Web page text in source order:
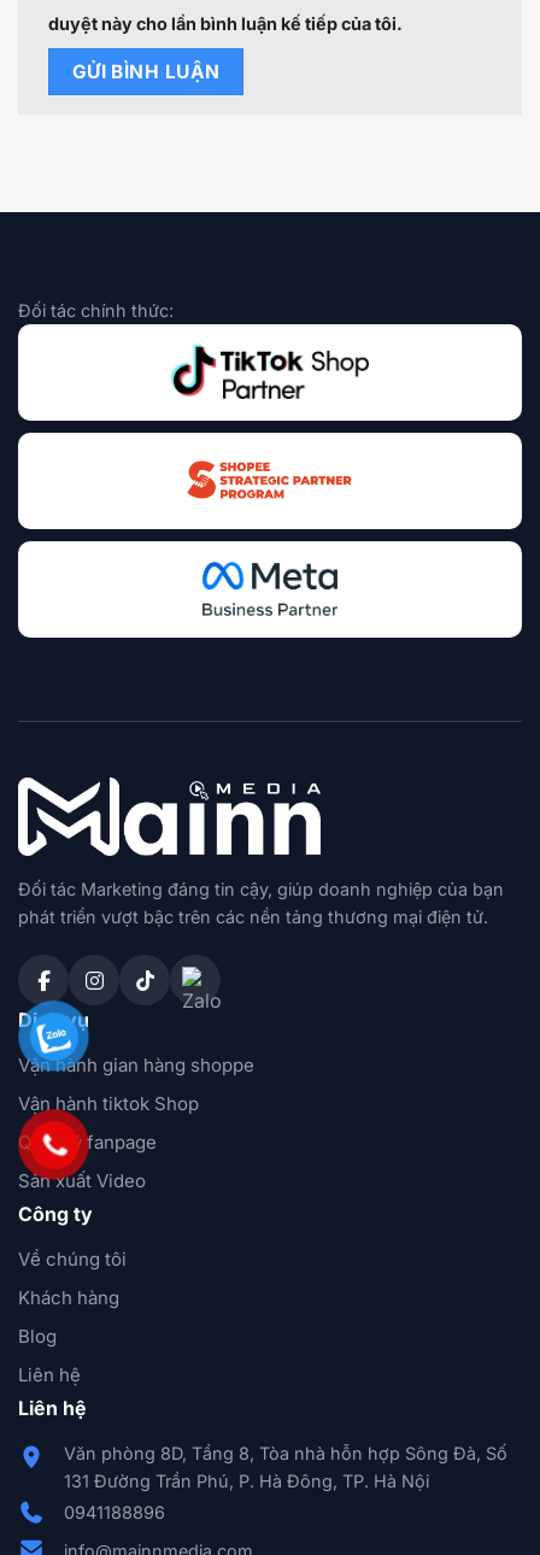
duyệt này cho lần bình luận kế tiếp của tôi.
Đối tác chính thức:
Đối tác Marketing đáng tin cậy, giúp doanh nghiệp của bạn
phát triển vượt bậc trên các nền tảng thương mại điện tử.
Dịch vụ
Vận hành gian hàng shoppe
Vận hành tiktok Shop
Quản lý fanpage
Sản xuất Video
Công ty
Về chúng tôi
Khách hàng
Blog
Liên hệ
Liên hệ
Văn phòng 8D, Tầng 8, Tòa nhà hỗn hợp Sông Đà, Số
131 Đường Trần Phú, P. Hà Đông, TP. Hà Nội
0941188896